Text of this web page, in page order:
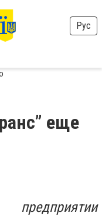
Рус
еще